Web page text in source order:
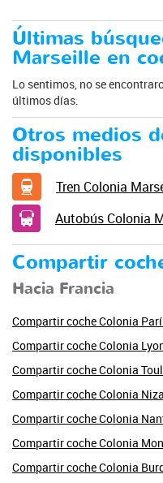
Últimas
Marseille en
Lo sentimos, no se
últimos días.
Otros medios
disponibles
Tren Colonia
Autobús Colonia
Compartir
Hacia Francia
Compartir coche Colonia
Compartir coche Colonia
Compartir coche Colonia
Compartir coche Colonia Niza
Compartir coche Colonia
Compartir coche Colonia
Compartir coche Colonia